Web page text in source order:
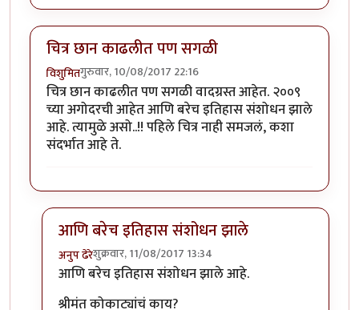
चित्र छान काढलीत पण सगळी
विशुमितगुरुवार, 10/08/2017 22:16
चित्र छान काढलीत पण सगळी वादग्रस्त आहेत. २००९
च्या अगोदरची आहेत आणि बरेच इतिहास संशोधन झाले
आहे. त्यामुळे असो..!! पहिले चित्र नाही समजलं, कशा
संदर्भात आहे ते.
आणि बरेच इतिहास संशोधन झाले
अनुप ढेरेशुक्रवार, 11/08/2017 13:34
In reply toचित्र छान काढलीत पण सगळी
आणि बरेच इतिहास संशोधन झाले आहे.
श्रीमंत कोकाट्यांचं काय?